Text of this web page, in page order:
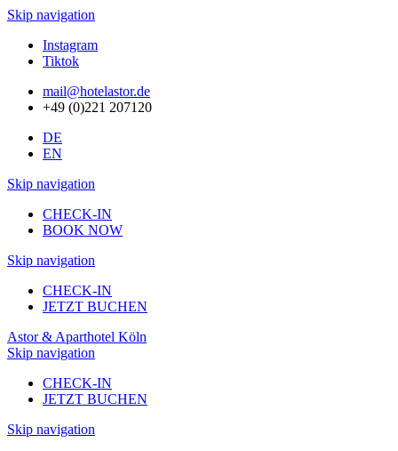
Skip navigation
Instagram
Tiktok
mail@hotelastor.de
+49 (0)221 207120
DE
EN
Skip navigation
CHECK-IN
BOOK NOW
Skip navigation
CHECK-IN
JETZT BUCHEN
Astor & Aparthotel Köln
Skip navigation
CHECK-IN
JETZT BUCHEN
Skip navigation